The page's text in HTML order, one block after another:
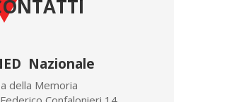
Nazionale
della Memoria